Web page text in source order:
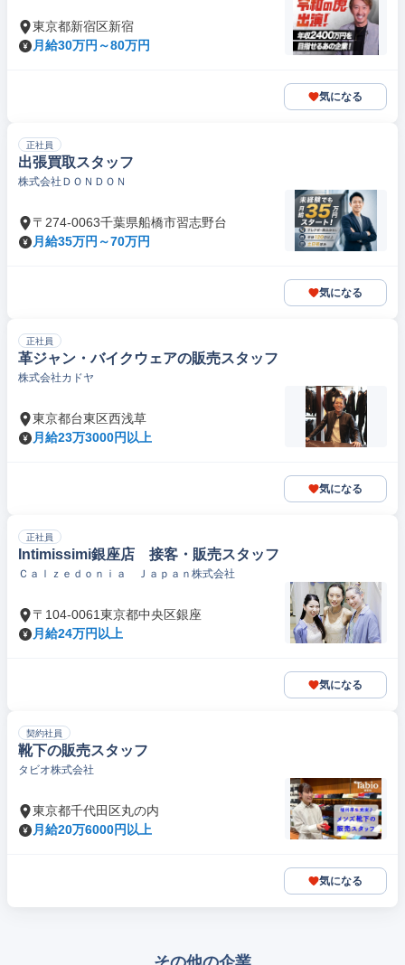
東京都新宿区新宿
月給30万円～80万円
気になる
正社員
出張買取スタッフ
株式会社ＤＯＮＤＯＮ
〒274-0063千葉県船橋市習志野台
月給35万円～70万円
気になる
正社員
革ジャン・バイクウェアの販売スタッフ
株式会社カドヤ
東京都台東区西浅草
月給23万3000円以上
気になる
正社員
Intimissimi銀座店 接客・販売スタッフ
Ｃａｌｚｅｄｏｎｉａ Ｊａｐａｎ株式会社
〒104-0061東京都中央区銀座
月給24万円以上
気になる
契約社員
靴下の販売スタッフ
タビオ株式会社
東京都千代田区丸の内
月給20万6000円以上
気になる